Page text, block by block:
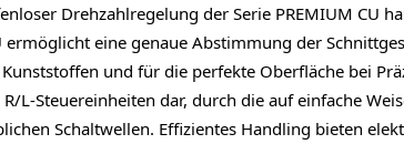
Drehzahlregelung der Serie PREMIUM CU
ermöglicht eine genaue Abstimmung der
und für die perfekte Oberfläche bei
L-Steuereinheiten dar, durch die auf einfache
Schaltwellen. Effizientes Handling bieten